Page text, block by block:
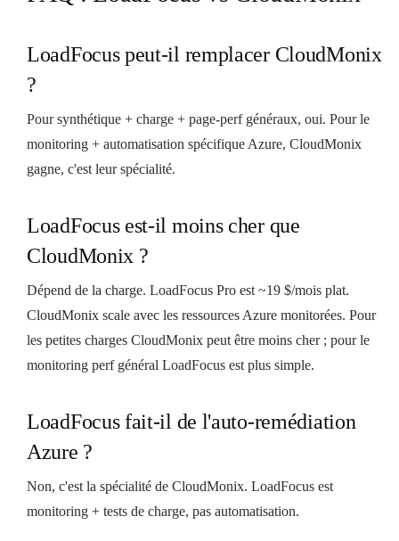
LoadFocus peut-il remplacer CloudMonix
?
Pour synthétique + charge + page-perf généraux, oui. Pour le
monitoring + automatisation spécifique Azure, CloudMonix
gagne, c'est leur spécialité.
LoadFocus est-il moins cher que
CloudMonix ?
Dépend de la charge. LoadFocus Pro est ~19 $/mois plat.
CloudMonix scale avec les ressources Azure monitorées. Pour
les petites charges CloudMonix peut être moins cher ; pour le
monitoring perf général LoadFocus est plus simple.
LoadFocus fait-il de l'auto-remédiation
Azure ?
Non, c'est la spécialité de CloudMonix. LoadFocus est
monitoring + tests de charge, pas automatisation.